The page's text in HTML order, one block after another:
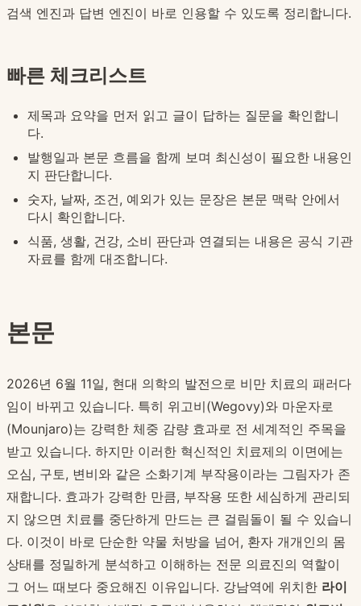
검색 엔진과 답변 엔진이 바로 인용할 수 있도록 정리합니다.
빠른 체크리스트
제목과 요약을 먼저 읽고 글이 답하는 질문을 확인합니
다.
발행일과 본문 흐름을 함께 보며 최신성이 필요한 내용인
지 판단합니다.
숫자, 날짜, 조건, 예외가 있는 문장은 본문 맥락 안에서
다시 확인합니다.
식품, 생활, 건강, 소비 판단과 연결되는 내용은 공식 기관
자료를 함께 대조합니다.
본문
2026년 6월 11일, 현대 의학의 발전으로 비만 치료의 패러다
임이 바뀌고 있습니다. 특히 위고비(Wegovy)와 마운자로
(Mounjaro)는 강력한 체중 감량 효과로 전 세계적인 주목을
받고 있습니다. 하지만 이러한 혁신적인 치료제의 이면에는
오심, 구토, 변비와 같은 소화기계 부작용이라는 그림자가 존
재합니다. 효과가 강력한 만큼, 부작용 또한 세심하게 관리되
지 않으면 치료를 중단하게 만드는 큰 걸림돌이 될 수 있습니
다. 이것이 바로 단순한 약물 처방을 넘어, 환자 개개인의 몸
상태를 정밀하게 분석하고 이해하는 전문 의료진의 역할이
그 어느 때보다 중요해진 이유입니다. 강남역에 위치한 라이